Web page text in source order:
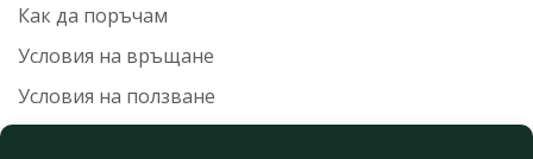
Как да поръчам
Условия на връщане
Условия на ползване